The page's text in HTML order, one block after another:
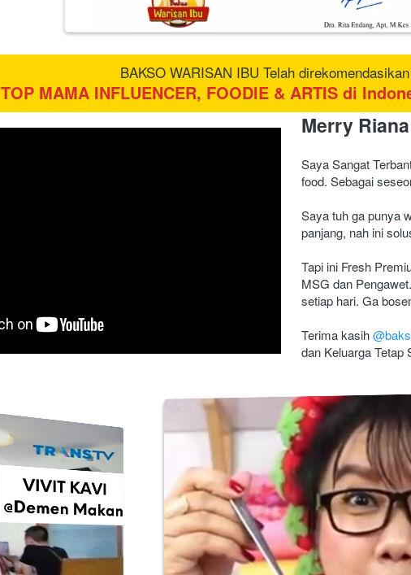
BAKSO WARISAN IBU Telah
TOP MAMA INFLUENCER, FOODIE & ARTIS di
Merry Riana
Saya Sangat
food. Sebagai
Saya tuh ga punya
panjang, nah ini
Tapi ini Fresh
MSG dan
setiap hari. Ga
Terima kasih
dan Keluarga Tetap